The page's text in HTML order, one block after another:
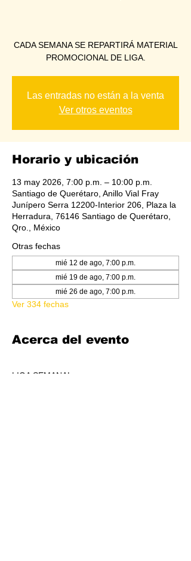
CADA SEMANA SE REPARTIRÁ MATERIAL
PROMOCIONAL DE LIGA.
Las entradas no están a la venta
Ver otros eventos
Horario y ubicación
13 may 2026, 7:00 p.m. – 10:00 p.m.
Santiago de Querétaro, Anillo Vial Fray
Junípero Serra 12200-Interior 206, Plaza la
Herradura, 76146 Santiago de Querétaro,
Qro., México
Otras fechas
mié 12 de ago, 7:00 p.m.
mié 19 de ago, 7:00 p.m.
mié 26 de ago, 7:00 p.m.
Ver 334 fechas
Acerca del evento
LIGA SEMANAL